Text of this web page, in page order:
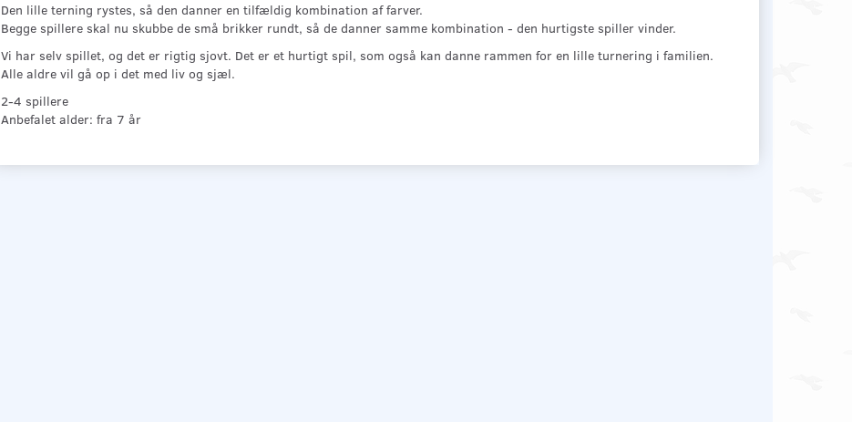
Den lille terning rystes, så den danner en tilfældig kombination af farver.
Begge spillere skal nu skubbe de små brikker rundt, så de danner samme kombination - den hurtigste spiller vinder.
Vi har selv spillet, og det er rigtig sjovt. Det er et hurtigt spil, som også kan danne rammen for en lille turnering i familien.
Alle aldre vil gå op i det med liv og sjæl.
2-4 spillere
Anbefalet alder: fra 7 år